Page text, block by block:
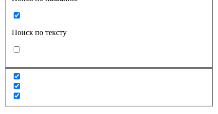
Поиск по тексту